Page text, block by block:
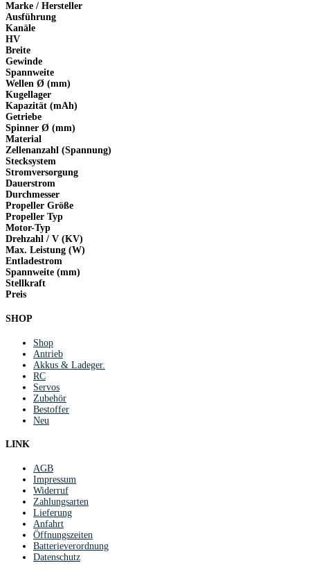
Marke / Hersteller
Ausführung
Kanäle
HV
Breite
Gewinde
Spannweite
Wellen Ø (mm)
Kugellager
Kapazität (mAh)
Getriebe
Spinner Ø (mm)
Material
Zellenanzahl (Spannung)
Stecksystem
Stromversorgung
Dauerstrom
Durchmesser
Propeller Größe
Propeller Typ
Motor-Typ
Drehzahl / V (KV)
Max. Leistung (W)
Entladestrom
Spannweite (mm)
Stellkraft
Preis
SHOP
Shop
Antrieb
Akkus & Ladeger.
RC
Servos
Zubehör
Bestoffer
Neu
LINK
AGB
Impressum
Widerruf
Zahlungsarten
Lieferung
Anfahrt
Öffnungszeiten
Batterieverordnung
Datenschutz